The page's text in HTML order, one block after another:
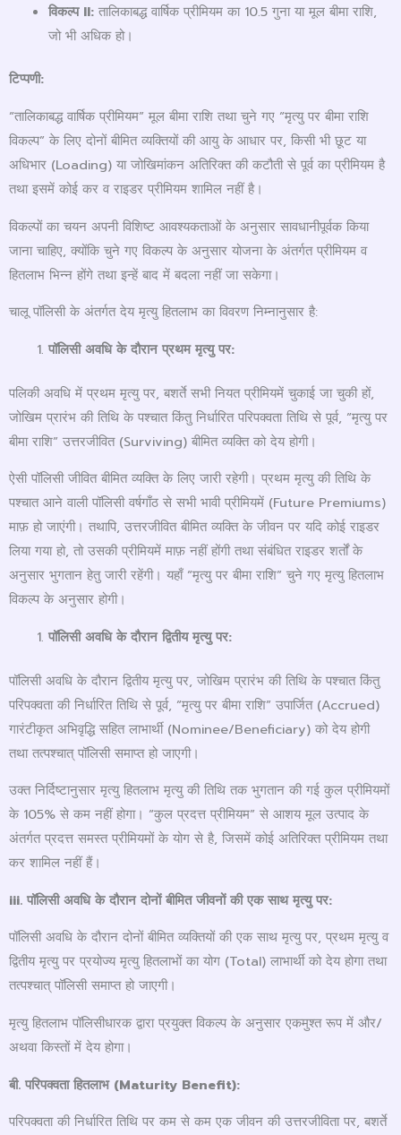
विकल्प II:तालिकाबद्ध वार्षिक प्रीमियम का 10.5 गुना या मूल बीमा राशि,
जो भी अधिक हो।
टिप्पणी:
“तालिकाबद्ध वार्षिक प्रीमियम” मूल बीमा राशि तथा चुने गए “मृत्यु पर बीमा राशि
विकल्प” के लिए दोनों बीमित व्यक्तियों की आयु के आधार पर, किसी भी छूट या
अधिभार (Loading) या जोखिमांकन अतिरिक्त की कटौती से पूर्व का प्रीमियम है
तथा इसमें कोई कर व राइडर प्रीमियम शामिल नहीं है।
विकल्पों का चयन अपनी विशिष्ट आवश्यकताओं के अनुसार सावधानीपूर्वक किया
जाना चाहिए, क्योंकि चुने गए विकल्प के अनुसार योजना के अंतर्गत प्रीमियम व
हितलाभ भिन्न होंगे तथा इन्हें बाद में बदला नहीं जा सकेगा।
चालू पॉलिसी के अंतर्गत देय मृत्यु हितलाभ का विवरण निम्नानुसार है:
पॉलिसी अवधि के दौरान प्रथम मृत्यु पर:
पलिकी अवधि में प्रथम मृत्यु पर, बशर्ते सभी नियत प्रीमियमें चुकाई जा चुकी हों,
जोखिम प्रारंभ की तिथि के पश्चात किंतु निर्धारित परिपक्वता तिथि से पूर्व, “मृत्यु पर
बीमा राशि” उत्तरजीवित (Surviving) बीमित व्यक्ति को देय होगी।
ऐसी पॉलिसी जीवित बीमित व्यक्ति के लिए जारी रहेगी। प्रथम मृत्यु की तिथि के
पश्चात आने वाली पॉलिसी वर्षगाँठ से सभी भावी प्रीमियमें (Future Premiums)
माफ़ हो जाएंगी। तथापि, उत्तरजीवित बीमित व्यक्ति के जीवन पर यदि कोई राइडर
लिया गया हो, तो उसकी प्रीमियमें माफ़ नहीं होंगी तथा संबंधित राइडर शर्तों के
अनुसार भुगतान हेतु जारी रहेंगी। यहाँ “मृत्यु पर बीमा राशि” चुने गए मृत्यु हितलाभ
विकल्प के अनुसार होगी।
पॉलिसी अवधि के दौरान द्वितीय मृत्यु पर:
पॉलिसी अवधि के दौरान द्वितीय मृत्यु पर, जोखिम प्रारंभ की तिथि के पश्चात किंतु
परिपक्वता की निर्धारित तिथि से पूर्व, “मृत्यु पर बीमा राशि” उपार्जित (Accrued)
गारंटीकृत अभिवृद्धि सहित लाभार्थी (Nominee/Beneficiary) को देय होगी
तथा तत्पश्चात् पॉलिसी समाप्त हो जाएगी।
उक्त निर्दिष्टानुसार मृत्यु हितलाभ मृत्यु की तिथि तक भुगतान की गई कुल प्रीमियमों
के 105% से कम नहीं होगा। “कुल प्रदत्त प्रीमियम” से आशय मूल उत्पाद के
अंतर्गत प्रदत्त समस्त प्रीमियमों के योग से है, जिसमें कोई अतिरिक्त प्रीमियम तथा
कर शामिल नहीं हैं।
iii. पॉलिसी अवधि के दौरान दोनों बीमित जीवनों की एक साथ मृत्यु पर:
पॉलिसी अवधि के दौरान दोनों बीमित व्यक्तियों की एक साथ मृत्यु पर, प्रथम मृत्यु व
द्वितीय मृत्यु पर प्रयोज्य मृत्यु हितलाभों का योग (Total) लाभार्थी को देय होगा तथा
तत्पश्चात् पॉलिसी समाप्त हो जाएगी।
मृत्यु हितलाभ पॉलिसीधारक द्वारा प्रयुक्त विकल्प के अनुसार एकमुश्त रूप में और/
अथवा किस्तों में देय होगा।
बी. परिपक्वता हितलाभ (Maturity Benefit):
परिपक्वता की निर्धारित तिथि पर कम से कम एक जीवन की उत्तरजीविता पर, बशर्ते